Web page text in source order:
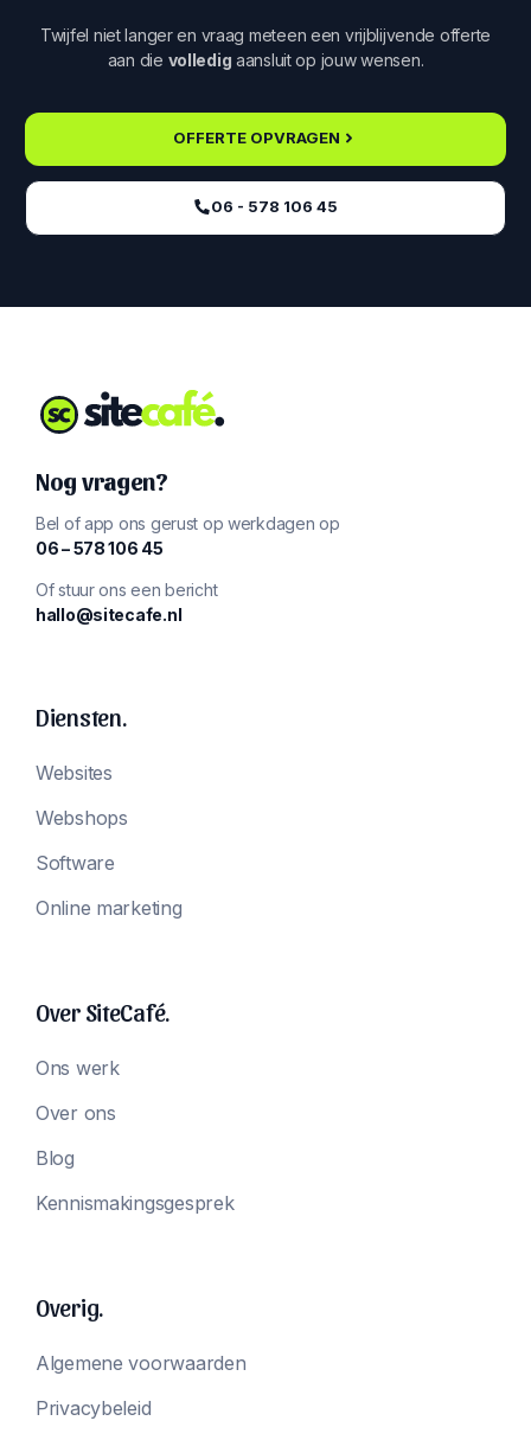
Twijfel niet langer en vraag meteen een vrijblijvende offerte
aan die volledig aansluit op jouw wensen.
OFFERTE OPVRAGEN
06 - 578 106 45‬
Nog vragen?
Bel of app ons gerust op werkdagen op
‪06 – 578 106 45‬
Of stuur ons een bericht
hallo@sitecafe.nl
Diensten.
Websites
Webshops
Software
Online marketing
Over SiteCafé.
Ons werk
Over ons
Blog
Kennismakingsgesprek
Overig.
Algemene voorwaarden
Privacybeleid